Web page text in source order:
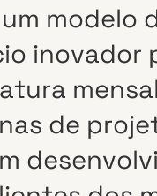
um modelo
inovador
mensal
de